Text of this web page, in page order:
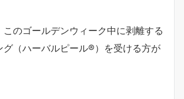
このゴールデンウィーク中に剥離する
グ（ハーバルピール®︎）を受ける方が